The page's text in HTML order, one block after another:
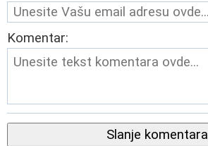
Komentar:
Slanje komentara